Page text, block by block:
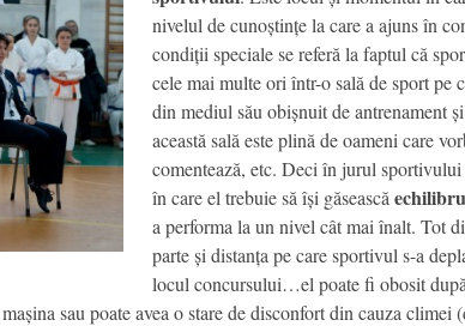
nivelul de cunoștințe la care a ajuns în
condiții speciale se referă la faptul că
cele mai multe ori într-o sală de sport pe
din mediul său obișnuit de antrenament
această sală este plină de oameni care
comentează, etc. Deci în jurul
în care el trebuie să își găsească
a performa la un nivel cât mai înalt. Tot
parte și distanța pe care sportivul s-a
locul concursului…el poate fi obosit
sau poate avea o stare de disconfort din cauza climei